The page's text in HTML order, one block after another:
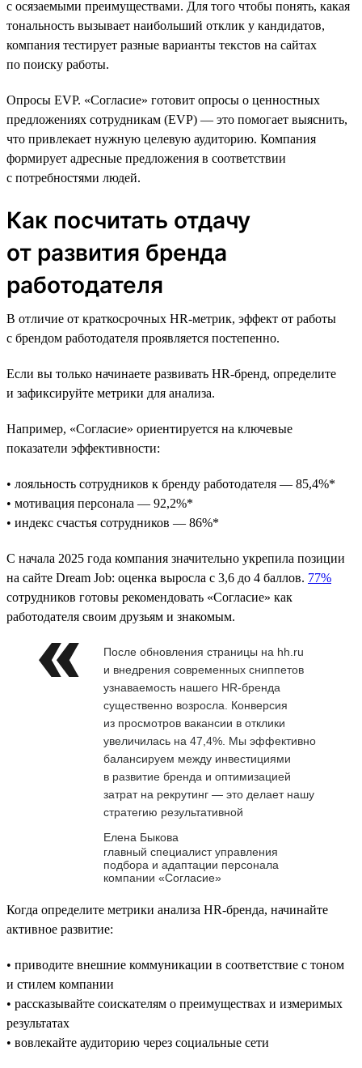
с осязаемыми преимуществами. Для того чтобы понять, какая
тональность вызывает наибольший отклик у кандидатов,
компания тестирует разные варианты текстов на сайтах
по поиску работы.
Опросы EVP. «Согласие» готовит опросы о ценностных
предложениях сотрудникам (EVP) — это помогает выяснить,
что привлекает нужную целевую аудиторию. Компания
формирует адресные предложения в соответствии
с потребностями людей.
Как посчитать отдачу
от развития бренда
работодателя
В отличие от краткосрочных HR-метрик, эффект от работы
с брендом работодателя проявляется постепенно.
Если вы только начинаете развивать HR-бренд, определите
и зафиксируйте метрики для анализа.
Например, «Согласие» ориентируется на ключевые
показатели эффективности:
• лояльность сотрудников к бренду работодателя — 85,4%*
• мотивация персонала — 92,2%*
• индекс счастья сотрудников — 86%*
С начала 2025 года компания значительно укрепила позиции
на сайте Dream Job: оценка выросла с 3,6 до 4 баллов. 77%
сотрудников готовы рекомендовать «Согласие» как
работодателя своим друзьям и знакомым.
После обновления страницы на hh.ru
и внедрения современных сниппетов
узнаваемость нашего HR-бренда
существенно возросла. Конверсия
из просмотров вакансии в отклики
увеличилась на 47,4%. Мы эффективно
балансируем между инвестициями
в развитие бренда и оптимизацией
затрат на рекрутинг — это делает нашу
стратегию результативной
Елена Быкова
главный специалист управления
подбора и адаптации персонала
компании «Согласие»
Когда определите метрики анализа HR-бренда, начинайте
активное развитие:
• приводите внешние коммуникации в соответствие с тоном
и стилем компании
• рассказывайте соискателям о преимуществах и измеримых
результатах
• вовлекайте аудиторию через социальные сети